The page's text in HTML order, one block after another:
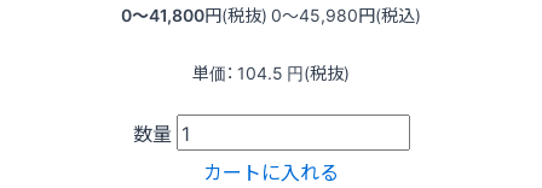
0〜41,800円(税抜) 0〜45,980円(税込)
単価： 104.5 円(税抜)
数量
カートに入れる